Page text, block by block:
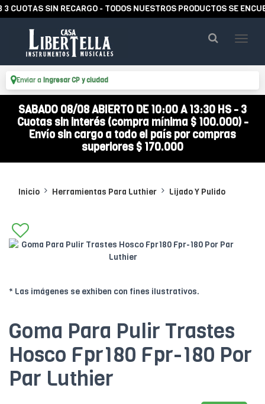
SIN RECARGO - TODOS NUESTROS PRODUCTOS SE
Enviar a Ingresar CP y ciudad
SABADO 08/08 ABIERTO DE 10:00 A 13:30 HS - 3
Cuotas sin interés (compra mínima $ 100.000) -
Envío sin cargo a todo el país por compras
superiores $ 170.000
Inicio Herramientas Para Luthier Lijado Y Pulido
* Las imágenes se exhiben con fines ilustrativos.
Goma Para Pulir Trastes
Hosco Fpr180 Fpr-180 Por
Par Luthier